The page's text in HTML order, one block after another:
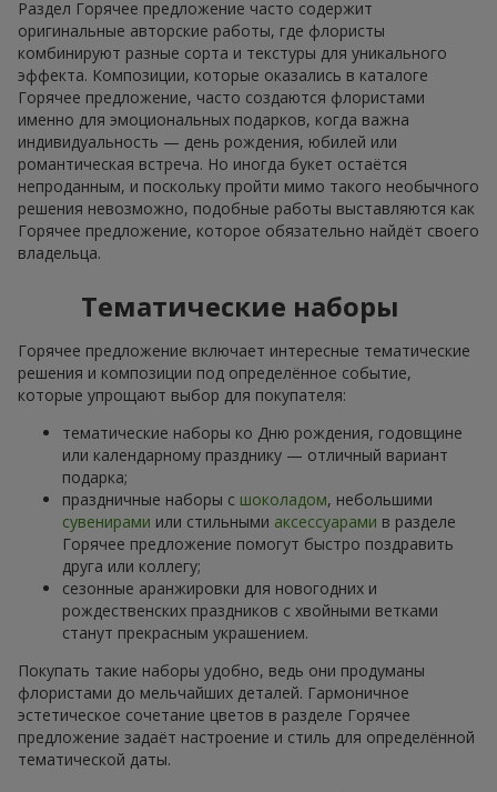
Раздел Горячее предложение часто содержит
оригинальные авторские работы, где флористы
комбинируют разные сорта и текстуры для уникального
эффекта. Композиции, которые оказались в каталоге
Горячее предложение, часто создаются флористами
именно для эмоциональных подарков, когда важна
индивидуальность — день рождения, юбилей или
романтическая встреча. Но иногда букет остаётся
непроданным, и поскольку пройти мимо такого необычного
решения невозможно, подобные работы выставляются как
Горячее предложение, которое обязательно найдёт своего
владельца.
Тематические наборы
Горячее предложение включает интересные тематические
решения и композиции под определённое событие,
которые упрощают выбор для покупателя:
тематические наборы ко Дню рождения, годовщине
или календарному празднику — отличный вариант
подарка;
праздничные наборы с шоколадом, небольшими
сувенирами или стильными аксессуарами в разделе
Горячее предложение помогут быстро поздравить
друга или коллегу;
сезонные аранжировки для новогодних и
рождественских праздников с хвойными ветками
станут прекрасным украшением.
Покупать такие наборы удобно, ведь они продуманы
флористами до мельчайших деталей. Гармоничное
эстетическое сочетание цветов в разделе Горячее
предложение задаёт настроение и стиль для определённой
тематической даты.